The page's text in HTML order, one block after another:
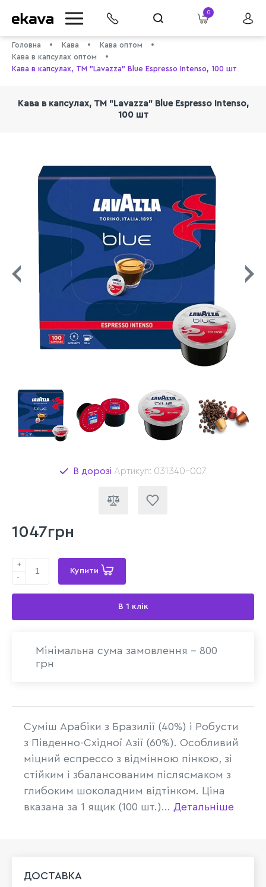
0
Головна Кава
Кава оптом
Кава в капсулах оптом
Кава в капсулах, ТМ "Lavazza" Blue Espresso Intenso, 100 шт
Кава в капсулах, ТМ "Lavazza" Blue Espresso Intenso,
100 шт
В дорозі Артикул: 031340-007
1047грн
+
-
Купити
В 1 клік
Мінімальна сума замовлення - 800
грн
Суміш Арабіки з Бразилії (40%) і Робусти
з Південно-Східної Азії (60%). Особливий
міцний еспрессо з відмінною пінкою, зі
стійким і збалансованим післясмаком з
глибоким шоколадним відтінком. Ціна
вказана за 1 ящик (100 шт.)... Детальніше
ДОСТАВКА